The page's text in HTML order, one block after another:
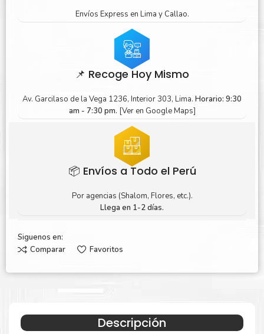
Envíos Express en Lima y Callao.
📌 Recoge Hoy Mismo
Av. Garcilaso de la Vega 1236, Interior 303, Lima. Horario: 9:30
am - 7:30 pm. [Ver en Google Maps]
📦 Envíos a Todo el Perú
Por agencias (Shalom, Flores, etc.).
Llega en 1-2 días.
Siguenos en:
Comparar
Favoritos
Descripción